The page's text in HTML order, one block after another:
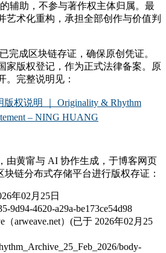
辅助，不参与著作权主体归属。最
艺术化重构，承担全部创作与价值判
完成区块链存证，确保原创凭证。
家版权登记，作为正式法律备案。原
。完整说明见：
权说明 ｜ Originality & Rhythm
– NING HUANG
由黄甯与 AI 协作生成，于博客网页
链分布式存储平台进行版权存证：
年02月25日
9d94-4620-a29a-be173ce54d98
（arweave.net）(已于 2026年02月25
body-